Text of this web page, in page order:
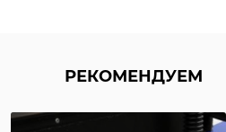
РЕКОМЕНДУЕМ